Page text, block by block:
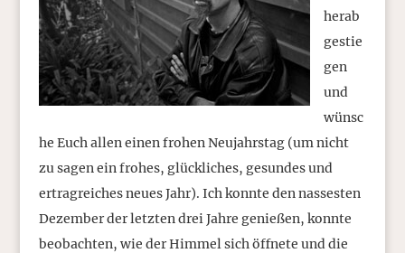
herab
gestie
gen
und
wünsc
he Euch allen einen frohen Neujahrstag (um nicht
zu sagen ein frohes, glückliches, gesundes und
ertragreiches neues Jahr). Ich konnte den nassesten
Dezember der letzten drei Jahre genießen, konnte
beobachten, wie der Himmel sich öffnete und die